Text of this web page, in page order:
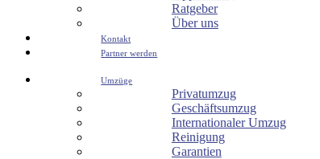
Ratgeber
Über uns
Kontakt
Partner werden
Umzüge
Privatumzug
Geschäftsumzug
Internationaler Umzug
Reinigung
Garantien